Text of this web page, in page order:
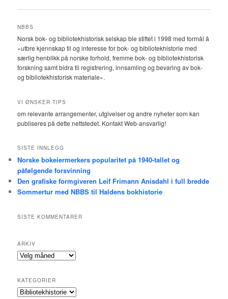
NBBS
Norsk bok- og bibliotekhistorisk selskap ble stiftet i 1998 med formål å
«utbre kjennskap til og interesse for bok- og bibliotekhistorie med
særlig henblikk på norske forhold, fremme bok- og bibliotekhistorisk
forskning samt bidra til registrering, innsamling og bevaring av bok-
og bibliotekhistorisk materiale».
VI ØNSKER TIPS
om relevante arrangementer, utgivelser og andre nyheter som kan
publiseres på dette nettstedet. Kontakt Web-ansvarlig!
SISTE INNLEGG
Norske bokeiermerkers popularitet på 1940-tallet og
påfølgende forsvinning
Den grafiske formgiveren Leif Frimann Anisdahl i full bredde
Sommertur med NBBS til Haldens bokhistorie
SISTE KOMMENTARER
ARKIV
A
i
v
KATEGORIER
K